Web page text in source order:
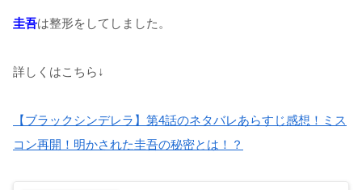
圭吾は整形をしてしました。
詳しくはこちら↓
【ブラックシンデレラ】第4話のネタバレあらすじ感想！ミス
コン再開！明かされた圭吾の秘密とは！？